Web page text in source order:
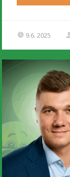
9.6. 2025